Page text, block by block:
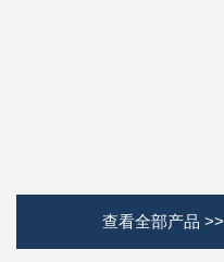
查看全部产品 >>